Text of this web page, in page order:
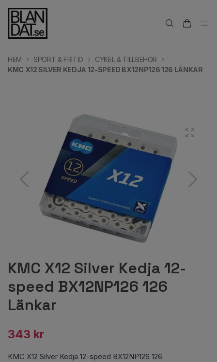
HEM SPORT & FRITID
CYKEL & TILLBEHÖR
KMC X12 SILVER KEDJA 12-SPEED BX12NP126 126 LÄNKAR
KMC X12 Silver Kedja 12-
speed BX12NP126 126
Länkar
343 kr
KMC X12 Silver Kedja 12-speed BX12NP126 126